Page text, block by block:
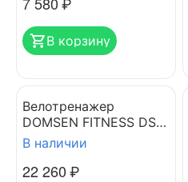
В корзину
Велотренажер
DOMSEN FITNESS DSB-
200
В наличии
22 260₽